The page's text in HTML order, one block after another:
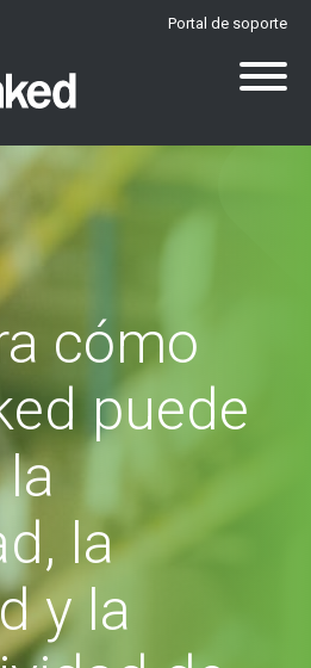
Portal de soporte
cómo
puede
la
y la